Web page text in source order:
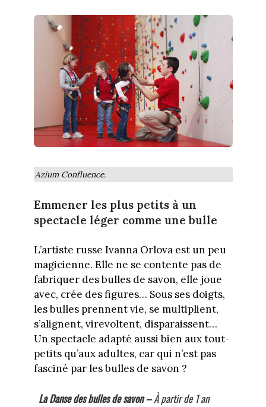
Azium Confluence.
Emmener les plus petits à un
spectacle léger comme une bulle
L’artiste russe Ivanna Orlova est un peu
magicienne. Elle ne se contente pas de
fabriquer des bulles de savon, elle joue
avec, crée des figures… Sous ses doigts,
les bulles prennent vie, se multiplient,
s’alignent, virevoltent, disparaissent…
Un spectacle adapté aussi bien aux tout-
petits qu’aux adultes, car qui n’est pas
fasciné par les bulles de savon ?
La Danse des bulles de savon –À partir de 1 an